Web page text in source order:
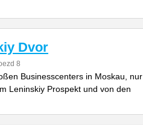
Dvor
8
Businesscenters in Moskau, nur
Leninskiy Prospekt und von den